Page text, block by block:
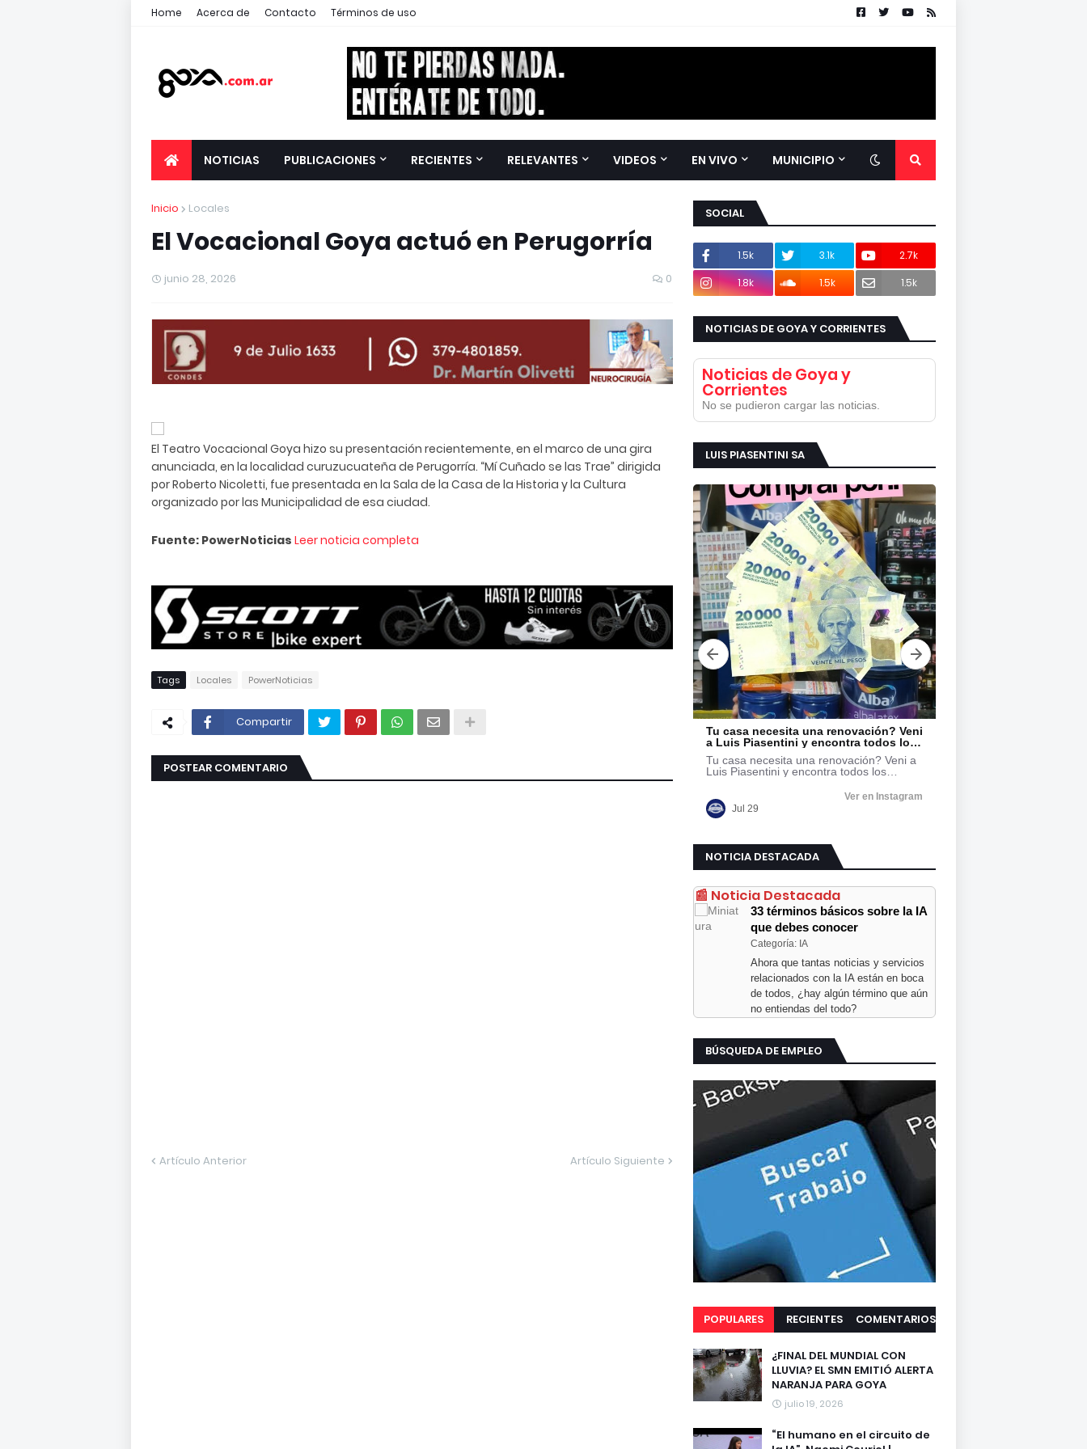
Home Acerca de Contacto Términos de uso
NOTICIAS PUBLICACIONES RECIENTES RELEVANTES VIDEOS EN VIVO MUNICIPIO
Inicio Locales
El Vocacional Goya actuó en Perugorría
junio 28, 2026 0
El Teatro Vocacional Goya hizo su presentación recientemente, en el marco de una gira
anunciada, en la localidad curuzucuateña de Perugorría. “Mí Cuñado se las Trae” dirigida
por Roberto Nicoletti, fue presentada en la Sala de la Casa de la Historia y la Cultura
organizado por las Municipalidad de esa ciudad.
Fuente: PowerNoticias Leer noticia completa
Tags Locales PowerNoticias
Compartir
POSTEAR COMENTARIO
Artículo Anterior Artículo Siguiente
SOCIAL
1.5k 3.1k
2.7k
1.8k
1.5k 1.5k
NOTICIAS DE GOYA Y CORRIENTES
Noticias de Goya y
Corrientes
No se pudieron cargar las noticias.
LUIS PIASENTINI SA
NOTICIA DESTACADA
📰 Noticia Destacada
33 términos básicos sobre la IA
que debes conocer
Categoría: IA
Ahora que tantas noticias y servicios
relacionados con la IA están en boca
de todos, ¿hay algún término que aún
no entiendas del todo?
BÚSQUEDA DE EMPLEO
POPULARES RECIENTES COMENTARIOS
¿FINAL DEL MUNDIAL CON
LLUVIA? EL SMN EMITIÓ ALERTA
NARANJA PARA GOYA
julio 19, 2026
“El humano en el circuito de